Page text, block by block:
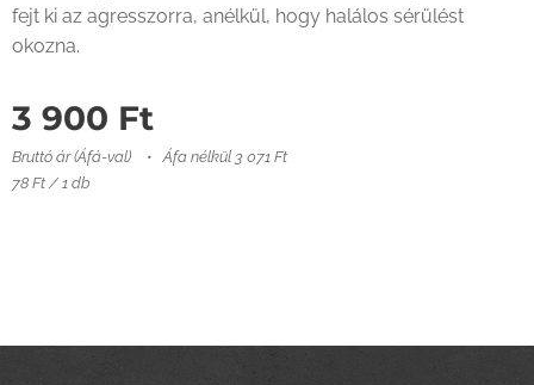
fejt ki az agresszorra, anélkül, hogy halálos sérülést
okozna.
3 900 Ft
Bruttó ár (Áfá-val)
Áfa nélkül 3 071 Ft
78 Ft / 1 db